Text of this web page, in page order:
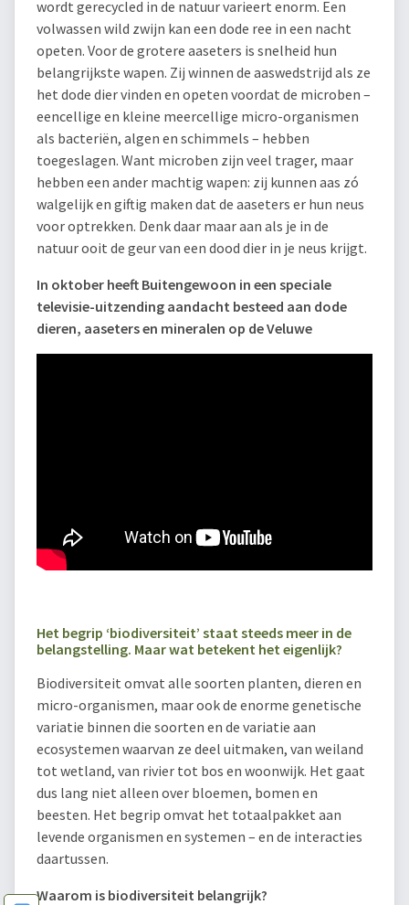
wordt gerecycled in de natuur varieert enorm. Een
volwassen wild zwijn kan een dode ree in een nacht
opeten. Voor de grotere aaseters is snelheid hun
belangrijkste wapen. Zij winnen de aaswedstrijd als ze
het dode dier vinden en opeten voordat de microben –
eencellige en kleine meercellige micro-organismen
als bacteriën, algen en schimmels – hebben
toegeslagen. Want microben zijn veel trager, maar
hebben een ander machtig wapen: zij kunnen aas zó
walgelijk en giftig maken dat de aaseters er hun neus
voor optrekken. Denk daar maar aan als je in de
natuur ooit de geur van een dood dier in je neus krijgt.
In oktober heeft Buitengewoon in een speciale
televisie-uitzending aandacht besteed aan dode
dieren, aaseters en mineralen op de Veluwe
Het begrip ‘biodiversiteit’ staat steeds meer in de
belangstelling. Maar wat betekent het eigenlijk?
Biodiversiteit omvat alle soorten planten, dieren en
micro-organismen, maar ook de enorme genetische
variatie binnen die soorten en de variatie aan
ecosystemen waarvan ze deel uitmaken, van weiland
tot wetland, van rivier tot bos en woonwijk. Het gaat
dus lang niet alleen over bloemen, bomen en
beesten. Het begrip omvat het totaalpakket aan
levende organismen en systemen – en de interacties
daartussen.
Waarom is biodiversiteit belangrijk?